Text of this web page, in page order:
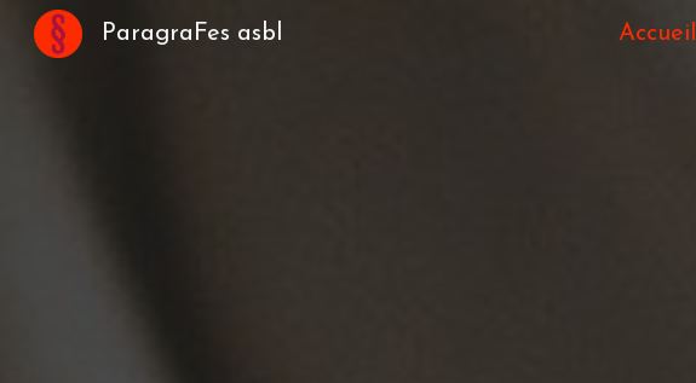
Skip to main content
ParagraFes asbl Accueil